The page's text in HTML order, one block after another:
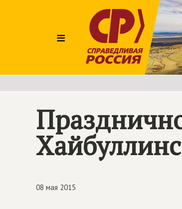
≡
08 мая 2015